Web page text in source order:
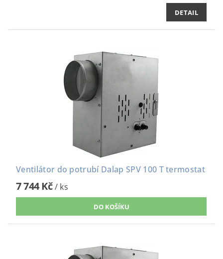
DETAIL
Ventilátor do potrubí Dalap SPV 100 T termostat
7 744 Kč/ ks